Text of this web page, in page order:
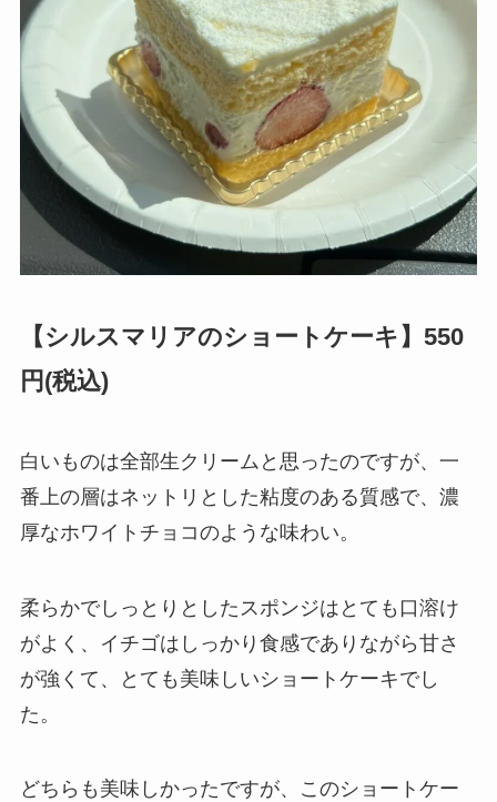
【シルスマリアのショートケーキ】550
円(税込)
白いものは全部生クリームと思ったのですが、一
番上の層はネットリとした粘度のある質感で、濃
厚なホワイトチョコのような味わい。
柔らかでしっとりとしたスポンジはとても口溶け
がよく、イチゴはしっかり食感でありながら甘さ
が強くて、とても美味しいショートケーキでし
た。
どちらも美味しかったですが、このショートケー